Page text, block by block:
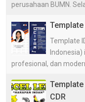
perusahaan BUMN.
Template
Template
profesional, dan
CDR